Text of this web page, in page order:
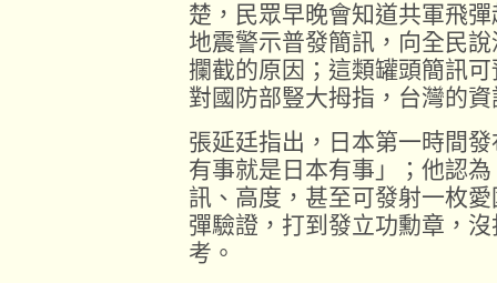
楚，民眾早晚會知道共軍飛
地震警示普發簡訊，向全民
攔截的原因；這類罐頭簡訊
對國防部豎大拇指，台灣的
張延廷指出，日本第一時間
有事就是日本有事」；他認
訊、高度，甚至可發射一枚
彈驗證，打到發立功勳章，
考。